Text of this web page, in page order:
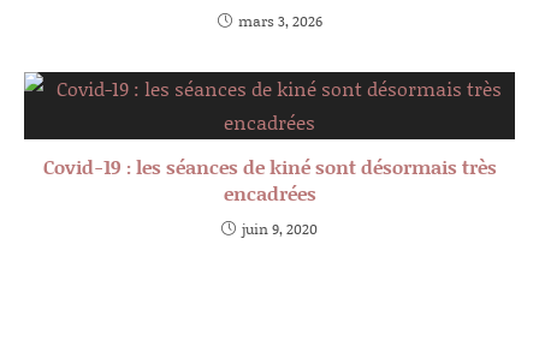
mars 3, 2026
Covid-19 : les séances de kiné sont désormais très
encadrées
juin 9, 2020